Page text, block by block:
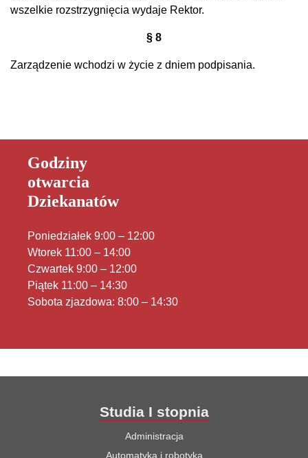
wszelkie rozstrzygnięcia wydaje Rektor.
§ 8
Zarządzenie wchodzi w życie z dniem podpisania.
Godziny
otwarcia
Dziekanatów
Poniedziałek 9:00 – 12:00
Wtorek 11:00 – 14:00
Czwartek 9:00 – 12:00
Piątek 11:00 – 14:30
Sobota zjazdowa: 8:00 – 14:30
Studia I stopnia
Administracja
Automatyka i robotyka